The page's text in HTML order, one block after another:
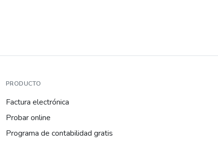
PRODUCTO
Factura electrónica
Probar online
Programa de contabilidad gratis